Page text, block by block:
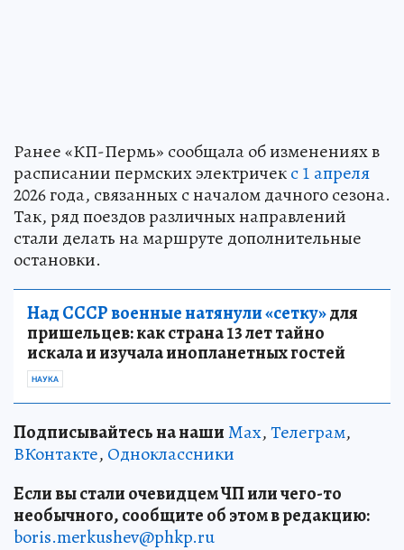
Ранее «КП-Пермь» сообщала об изменениях в
расписании пермских электричекс 1 апреля
2026 года, связанных с началом дачного сезона.
Так, ряд поездов различных направлений
стали делать на маршруте дополнительные
остановки.
Над СССР военные натянули «сетку»для
пришельцев: как страна 13 лет тайно
искала и изучала инопланетных гостей
НАУКА
Подписывайтесь на нашиMax,Телеграм,
ВКонтакте, Одноклассники
Если вы стали очевидцем ЧП или чего-то
необычного, сообщите об этом в редакцию:
boris.merkushev@phkp.ru